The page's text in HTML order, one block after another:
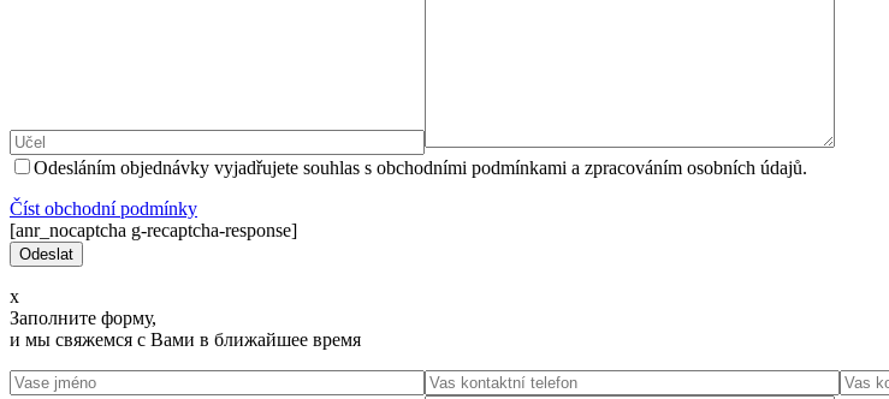
Odesláním objednávky vyjadřujete souhlas s obchodními podmínkami a zpracováním osobních údajů.
Číst оbchodní podmínky
[anr_nocaptcha g-recaptcha-response]
x
Заполните форму,
и мы свяжемся с Вами в ближайшее время